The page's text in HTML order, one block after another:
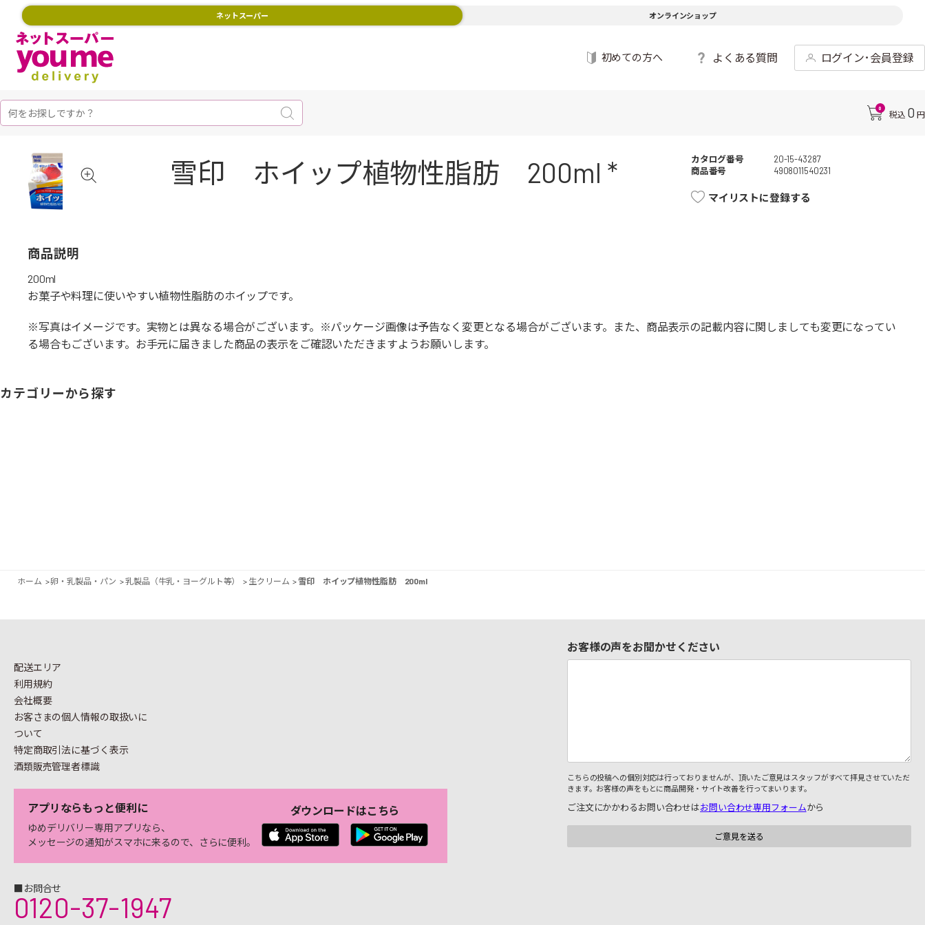
ネットスーパー オンラインショップ
初めての方へ よくある質問 ログイン･会員登録
0
税込 0 円
雪印 ホイップ植物性脂肪 200ml * カタログ番号
20-15-43287
商品番号
4908011540231
マイリストに登録する
商品説明
200ml
お菓子や料理に使いやすい植物性脂肪のホイップです。
※写真はイメージです。実物とは異なる場合がございます。※パッケージ画像は予告なく変更となる場合がございます。また、商品表示の記載内容に関しましても変更になってい
る場合もございます。お手元に届きました商品の表示をご確認いただきますようお願いします。
カテゴリーから探す
ホーム >卵・乳製品・パン >乳製品（牛乳・ヨーグルト等） > 生クリーム >雪印 ホイップ植物性脂肪 200ml
配送エリア
利用規約
会社概要
お客さまの個人情報の取扱いに
ついて
特定商取引法に基づく表示
酒類販売管理者標識
アプリならもっと便利に
ゆめデリバリー専用アプリなら、
メッセージの通知がスマホに来るので、さらに便利。
ダウンロードはこちら
■お問合せ
0120-37-1947
お客様の声をお聞かせください
こちらの投稿への個別対応は行っておりませんが、頂いたご意見はスタッフがすべて拝見させていただ
きます。お客様の声をもとに商品開発・サイト改善を行ってまいります。
ご注文にかかわるお問い合わせはお問い合わせ専用フォームから